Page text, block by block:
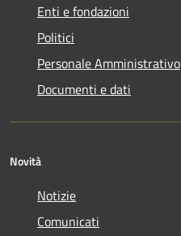
Enti e fondazioni
Politici
Personale Amministrativo
Documenti e dati
Novità
Notizie
Comunicati